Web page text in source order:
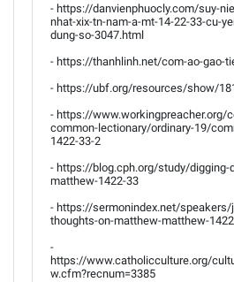
- https://danvienphuocly.com/suy-
nhat-xix-tn-nam-a-mt-14-22-33-cu-
dung-so-3047.html
- https://thanhlinh.net/com-ao-gao-
- https://ubf.org/resources/show/
- https://www.workingpreacher.org/
common-lectionary/ordinary-19/
1422-33-2
- https://blog.cph.org/study/digging-
matthew-1422-33
- https://sermonindex.net/
thoughts-on-matthew-matthew-
-
https://www.catholicculture.org/
w.cfm?recnum=3385